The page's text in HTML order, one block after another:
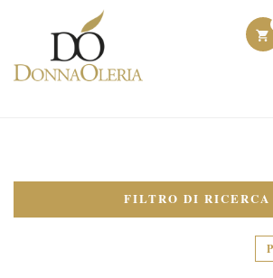
FILTRO DI RICERCA